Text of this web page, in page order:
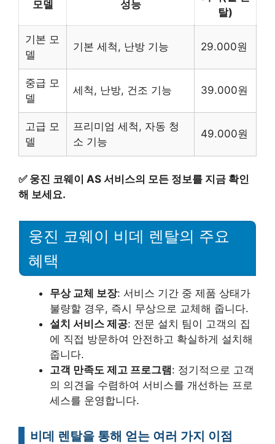
모델 성능
탈)
기본 모
델
기본 세척, 난방 기능 29.000원
중급 모
델
세척, 난방, 건조 기능 39.000원
고급 모
델
프리미엄 세척, 자동 청
소 기능
49.000원
✅ 웅진 코웨이 AS 서비스의 모든 정보를 지금 확인
해 보세요.
웅진 코웨이 비데 렌탈의 주요
혜택
무상 교체 보장: 서비스 기간 중 제품 상태가
불량할 경우, 즉시 무상으로 교체해 줍니다.
설치 서비스 제공: 전문 설치 팀이 고객의 집
에 직접 방문하여 안전하고 확실하게 설치해
줍니다.
고객 만족도 제고 프로그램: 정기적으로 고객
의 의견을 수렴하여 서비스를 개선하는 프로
세스를 운영합니다.
비데 렌탈을 통해 얻는 여러 가지 이점